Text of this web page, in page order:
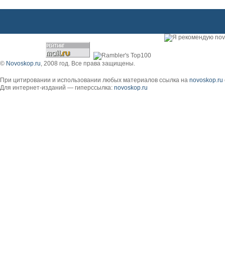
© Novoskop.ru, 2008 год. Все права защищены.
При цитировании и использовании любых материалов ссылка на novoskop.ru
Для интернет-изданий — гиперссылка: novoskop.ru